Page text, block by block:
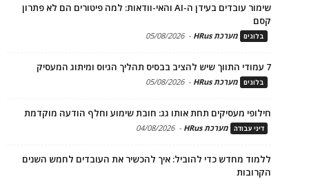
שימור עובדים בעידן ה-AI והאי-וודאות: למה פיטורים הם לא פתרון
קסם
בלוגים מערכת HRus -
05/08/2026
7 עמודי התווך שיש להציב בבסיס תהליך הגיוס ומיתוג המעסיק
בלוגים מערכת HRus -
05/08/2026
חילופי מעסיקים תחת אותו גג: חובת שימוע וחלף הודעה מוקדמת
דיני עבודה מערכת HRus -
04/08/2026
ללמוד מחדש כדי להוביל: איך להכשיר את העובדים לחמש השנים
הקרובות